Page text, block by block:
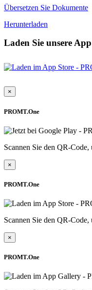
Übersetzen Sie Dokumente
Herunterladen
Laden Sie unsere
×
PROMT.One
Scannen Sie den QR-
×
PROMT.One
Scannen Sie den QR-
×
PROMT.One